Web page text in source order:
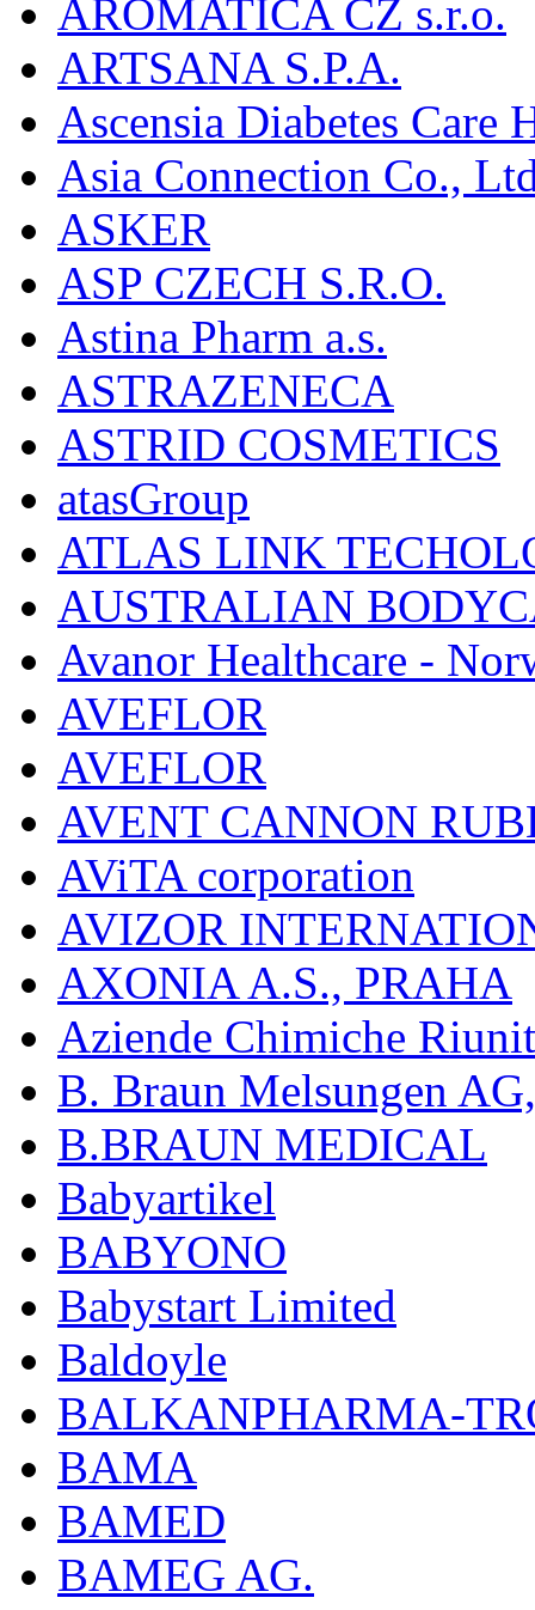
AROMATICA CZ s.r.o.
ARTSANA S.P.A.
Ascensia Diabetes Care
Asia Connection Co.,
ASKER
ASP CZECH S.R.O.
Astina Pharm a.s.
ASTRAZENECA
ASTRID COSMETICS
atasGroup
ATLAS LINK
AUSTRALIAN
Avanor Healthcare -
AVEFLOR
AVEFLOR
AVENT CANNON
AViTA corporation
AVIZOR
AXONIA A.S., PRAHA
Aziende Chimiche
B. Braun Melsungen
B.BRAUN MEDICAL
Babyartikel
BABYONO
Babystart Limited
Baldoyle
BALKANPHARMA-
BAMA
BAMED
BAMEG AG.